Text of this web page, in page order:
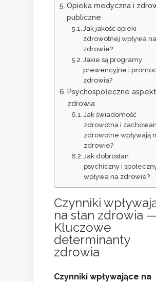
Opieka medyczna i
publiczne
Jak jakość opieki
zdrowotnej wpływa na
zdrowie?
Jakie są programy
prewencyjne i
zdrowia?
Psychospołeczne
zdrowia
Jak świadomość
zdrowotna i
zdrowotne wpływają
zdrowie?
Jak dobrostan
psychiczny i
wpływa na zdrowie?
Czynniki
na stan zdrowia
Kluczowe
determinanty
zdrowia
Czynniki wpływające na